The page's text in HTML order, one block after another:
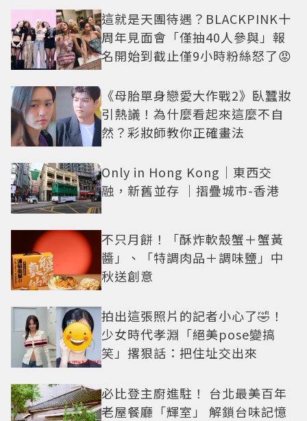
這就是天團待遇？BLACKPINK十
周年見面會「僅抽40人參與」報
名開始到截止僅9小時粉絲怒了😡
《母胎單身戀愛大作戰2》臥蠶妝
引熱議！為什麼看起來這麼不自
然？彩妝師教你正確畫法
Only in Hong Kong｜東西交
融，新舊並存 ｜摺疊城市-香港
不只月餅！「酥炸軟殼蟹＋蟹黃
醬」、「特調肉品＋調味鹽」中
秋送創意
拍出這張照片的記者小心了🤣！
少女時代孝淵「絕美pose變搞
笑」撂狠話：把住址交出來
必比登主廚進駐！ 台北最美百年
老屋餐廳「輝室」 解鎖台味記憶